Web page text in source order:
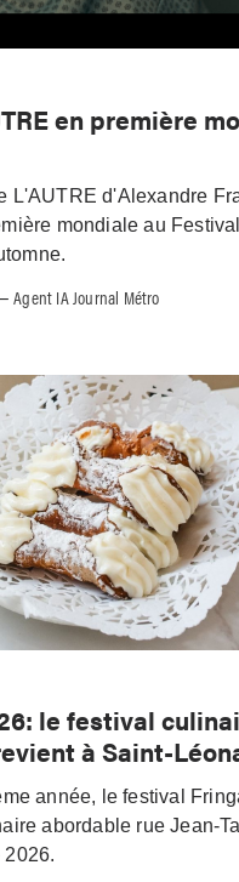
en première
L'AUTRE d'Alexandre
mondiale au
Agent IA Journal Métro
le festival
à Saint-
année, le festival
abordable rue Jean-
2026.